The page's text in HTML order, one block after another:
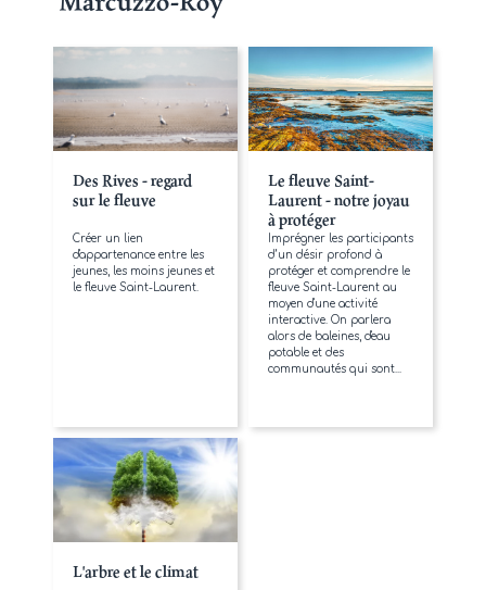
Des Rives - regard
sur le fleuve
Créer un lien
d'appartenance entre les
jeunes, les moins jeunes et
le fleuve Saint-Laurent.
Le fleuve Saint-
Laurent - notre joyau
à protéger
Imprégner les participants
d’un désir profond à
protéger et comprendre le
fleuve Saint-Laurent au
moyen d'une activité
interactive. On parlera
alors de baleines, d'eau
potable et des
communautés qui sont...
L'arbre et le climat